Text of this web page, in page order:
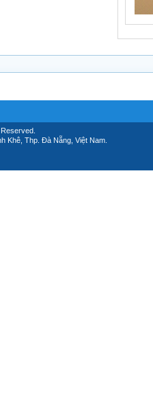
Khê, Thp. Đà Nẵng, Việt Nam.